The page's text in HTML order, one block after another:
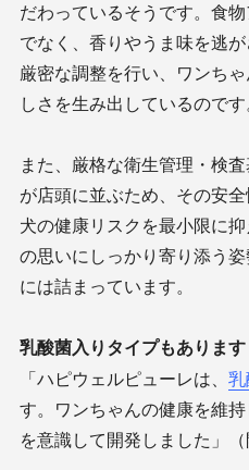
だわっているそうです。食
でなく、香りやうま味を逃
厳密な調整を行い、ワンち
しさを生み出しているのです
また、厳格な衛生管理・検
が店頭に並ぶため、その安
犬の健康リスクを最小限に
の思いにしっかり寄り添う
には詰まっています。
乳酸菌入りタイプもあります
「ハピウェルピューレは、
す。ワンちゃんの健康を維
を意識して開発しました」（